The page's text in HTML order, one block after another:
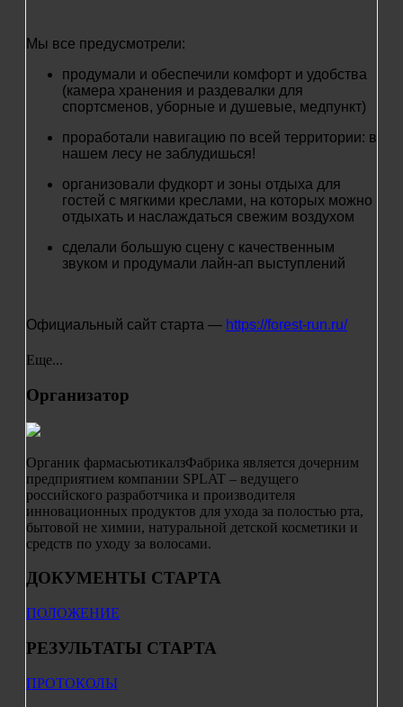
Мы все предусмотрели:
продумали и обеспечили комфорт и удобства
(камера хранения и раздевалки для
спортсменов, уборные и душевые, медпункт)
проработали навигацию по всей территории: в
нашем лесу не заблудишься!
организовали фудкорт и зоны отдыха для
гостей с мягкими креслами, на которых можно
отдыхать и наслаждаться свежим воздухом
сделали большую сцену с качественным
звуком и продумали лайн-ап выступлений
Официальный сайт старта — https://forest-run.ru/
Еще...
Организатор
Органик фармасьютикалзФабрика является дочерним
предприятием компании SPLAT – ведущего
российского разработчика и производителя
инновационных продуктов для ухода за полостью рта,
бытовой не химии, натуральной детской косметики и
средств по уходу за волосами.
ДОКУМЕНТЫ СТАРТА
ПОЛОЖЕНИЕ
РЕЗУЛЬТАТЫ СТАРТА
ПРОТОКОЛЫ